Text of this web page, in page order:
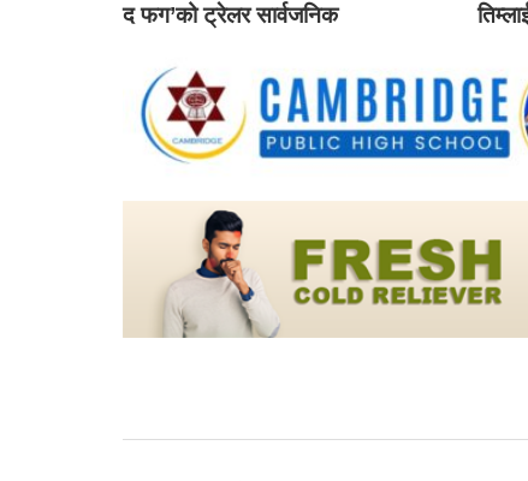
द फग’को ट्रेलर सार्वजनिक